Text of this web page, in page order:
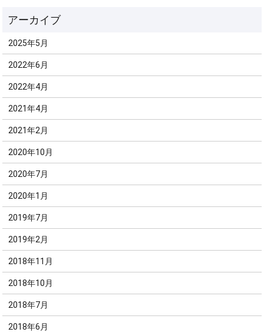
2025年5月
2022年6月
2022年4月
2021年4月
2021年2月
2020年10月
2020年7月
2020年1月
2019年7月
2019年2月
2018年11月
2018年10月
2018年7月
2018年6月